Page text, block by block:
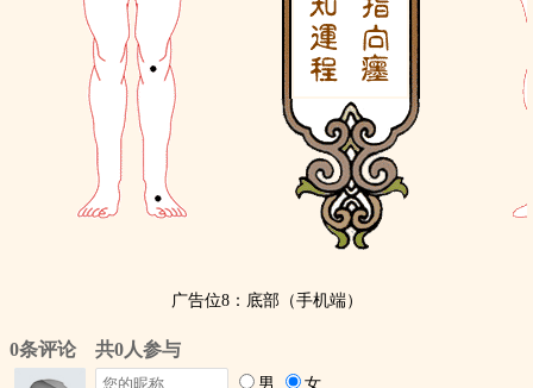
广告位8：底部（手机端）